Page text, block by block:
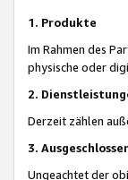
1. Produkte
Im Rahmen des
physische oder
2.
Derzeit zählen
3.
Ungeachtet der